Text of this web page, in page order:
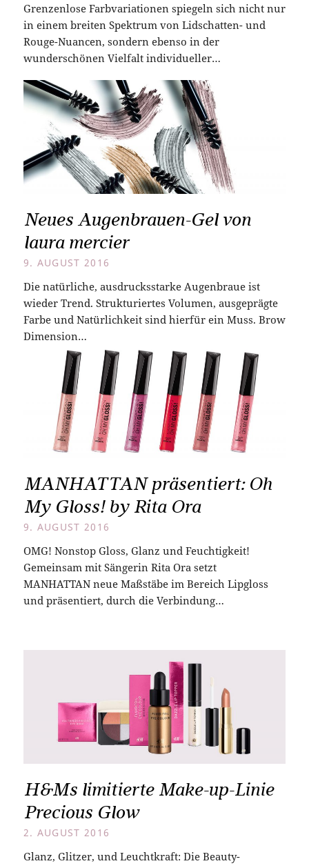
Grenzenlose Farbvariationen spiegeln sich nicht nur
in einem breiten Spektrum von Lidschatten- und
Rouge-Nuancen, sondern ebenso in der
wunderschönen Vielfalt individueller…
Neues Augenbrauen-Gel von
laura mercier
9. AUGUST 2016
Die natürliche, ausdrucksstarke Augenbraue ist
wieder Trend. Strukturiertes Volumen, ausgeprägte
Farbe und Natürlichkeit sind hierfür ein Muss. Brow
Dimension…
MANHATTAN präsentiert: Oh
My Gloss! by Rita Ora
9. AUGUST 2016
OMG! Nonstop Gloss, Glanz und Feuchtigkeit!
Gemeinsam mit Sängerin Rita Ora setzt
MANHATTAN neue Maßstäbe im Bereich Lipgloss
und präsentiert, durch die Verbindung…
H&Ms limitierte Make-up-Linie
Precious Glow
2. AUGUST 2016
Glanz, Glitzer, und Leuchtkraft: Die Beauty-